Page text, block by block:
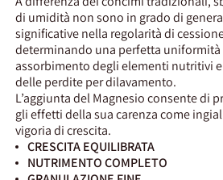
di umidità non sono in grado di
significative nella regolarità di
determinando una perfetta
assorbimento degli elementi nutritivi
delle perdite per dilavamento.
L’aggiunta del Magnesio consente di
gli effetti della sua carenza come
vigoria di crescita.
CRESCITA EQUILIBRATA
NUTRIMENTO COMPLETO